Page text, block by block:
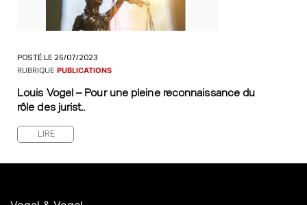
POSTÉ LE 26/07/2023
RUBRIQUE PUBLICATIONS
Louis Vogel – Pour une pleine reconnaissance du
rôle des jurist..
LIRE